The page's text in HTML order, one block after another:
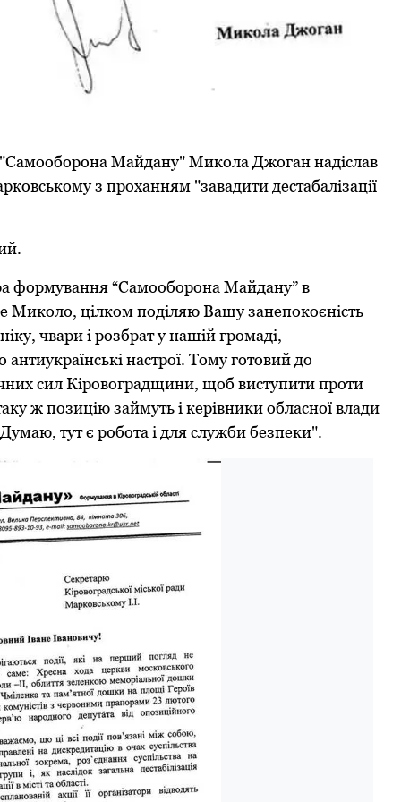
"Самооборона Майдану" Микола Джоган надіслав
з проханням "завадити дестабалізації
формування “Самооборона Майдану” в
Миколо, цілком поділяю Вашу занепокоєність
чвари і розбрат у нашій громаді,
антиукраїнські настрої. Тому готовий до
сил Кіровоградщини, щоб виступити проти
ж позицію займуть і керівники обласної влади
тут є робота і для служби безпеки".